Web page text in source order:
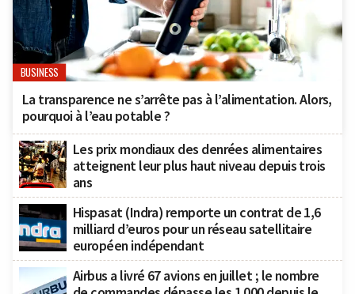
BUSINESS
La transparence ne s’arrête pas à l’alimentation. Alors,
pourquoi à l’eau potable ?
Les prix mondiaux des denrées alimentaires
atteignent leur plus haut niveau depuis trois
ans
Hispasat (Indra) remporte un contrat de 1,6
milliard d’euros pour un réseau satellitaire
européen indépendant
Airbus a livré 67 avions en juillet ; le nombre